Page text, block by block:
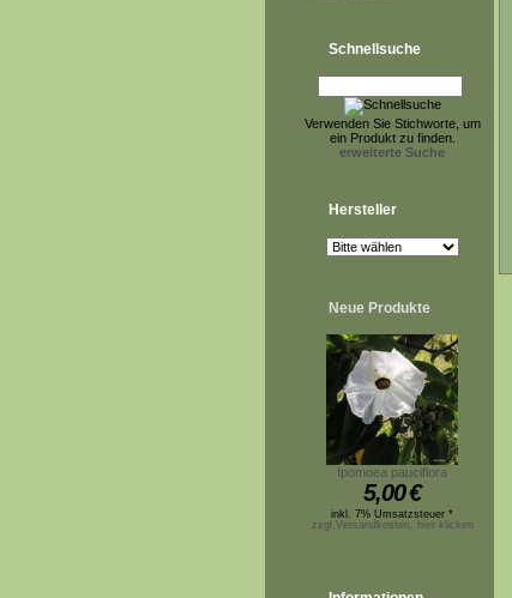
Schnellsuche
Verwenden Sie Stichworte, um
ein Produkt zu finden.
erweiterte Suche
Hersteller
Neue Produkte
Ipomoea pauciflora
5,00€
inkl. 7% Umsatzsteuer *
zzgl.Versandkosten, hier klicken